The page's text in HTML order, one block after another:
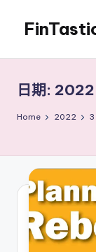
content
美
股
交
日期: 2022
Home 2022 3